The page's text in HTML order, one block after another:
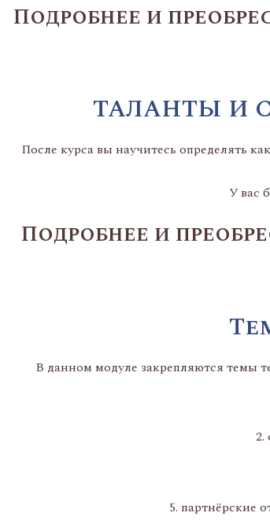
Подробнее и
ТАЛАНТЫ И
После курса вы научитесь определять
У вас
Подробнее и
В данном модуле закрепляются темы
партнёрские